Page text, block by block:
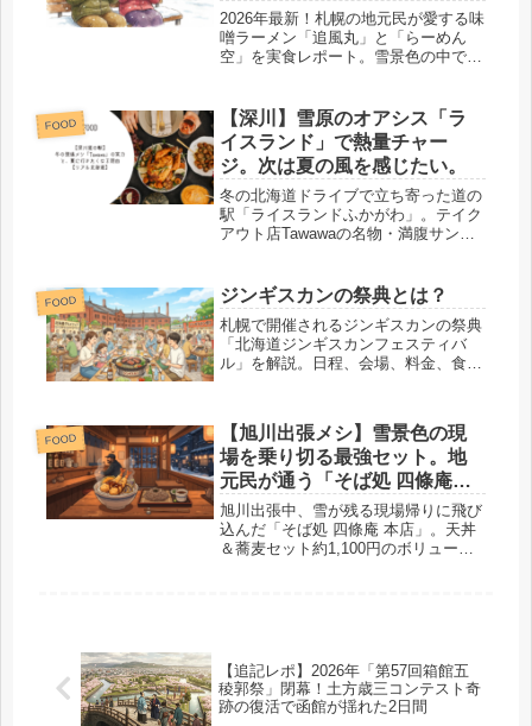
ンの神髄
2026年最新！札幌の地元民が愛する味
噌ラーメン「追風丸」と「らーめん
空」を実食レポート。雪景色の中で味
業時間まで網羅。札幌出張や観光で
「失敗しないお店」を探している方必
見です。
FOOD
【深川】雪原のオアシス「ラ
イスランド」で熱量チャー
ジ。次は夏の風を感じたい。
冬の北海道ドライブで立ち寄った道の
駅「ライスランドふかがわ」。テイク
アウト店Tawawaの名物・満腹サンド
でレポート。深川産グルメのふるさと
納税情報も。
FOOD ジンギスカンの祭典とは？
札幌で開催されるジンギスカンの祭典
「北海道ジンギスカンフェスティバ
ル」を解説。日程、会場、料金、食べ
FOOD
【旭川出張メシ】雪景色の現
場を乗り切る最強セット。地
元民が通う「そば処 四條庵」
でガッツリ天丼と蕎麦をすす
る
旭川出張中、雪が残る現場帰りに飛び
込んだ「そば処 四條庵 本店」。天丼
＆蕎麦セット約1,100円のボリューム
【追記レポ】2026年「第57回箱館五
稜郭祭」閉幕！土方歳三コンテスト奇
跡の復活で函館が揺れた2日間